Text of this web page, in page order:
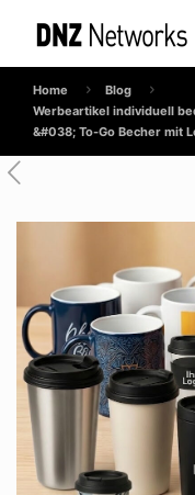
Home
Blog
Werbeartikel individuell
&#038; To-Go Becher mit